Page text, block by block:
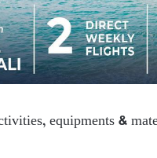
equipments &